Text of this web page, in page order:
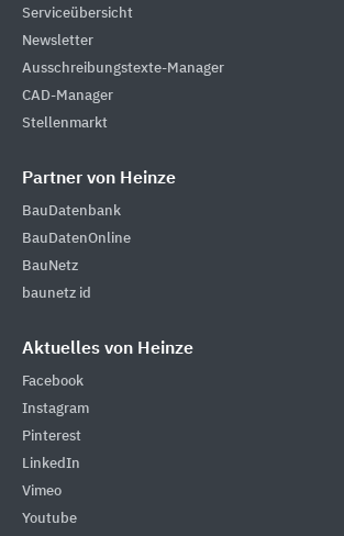
Serviceübersicht
Newsletter
Ausschreibungstexte-Manager
CAD-Manager
Stellenmarkt
Partner von Heinze
BauDatenbank
BauDatenOnline
BauNetz
baunetz id
Aktuelles von Heinze
Facebook
Instagram
Pinterest
LinkedIn
Vimeo
Youtube